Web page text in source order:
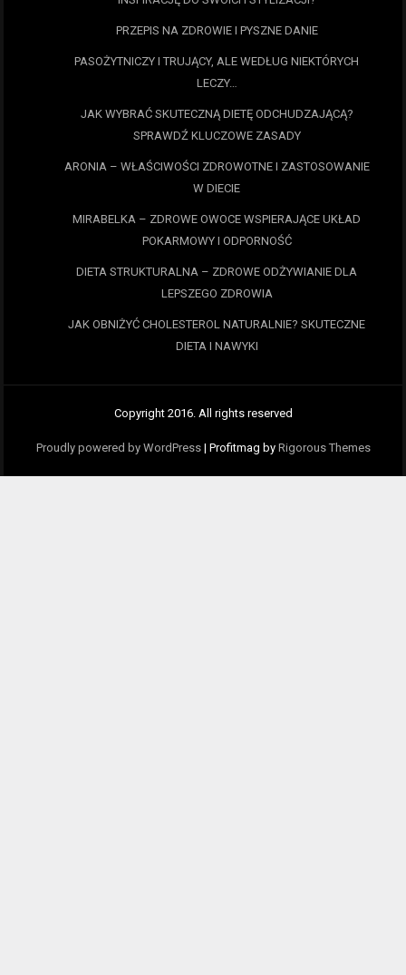
PRZEPIS NA ZDROWIE I PYSZNE DANIE
PASOŻYTNICZY I TRUJĄCY, ALE WEDŁUG NIEKTÓRYCH
LECZY…
JAK WYBRAĆ SKUTECZNĄ DIETĘ ODCHUDZAJĄCĄ?
SPRAWDŹ KLUCZOWE ZASADY
ARONIA – WŁAŚCIWOŚCI ZDROWOTNE I ZASTOSOWANIE
W DIECIE
MIRABELKA – ZDROWE OWOCE WSPIERAJĄCE UKŁAD
POKARMOWY I ODPORNOŚĆ
DIETA STRUKTURALNA – ZDROWE ODŻYWIANIE DLA
LEPSZEGO ZDROWIA
JAK OBNIŻYĆ CHOLESTEROL NATURALNIE? SKUTECZNE
DIETA I NAWYKI
Copyright 2016. All rights reserved
Proudly powered by WordPress | Profitmag by Rigorous Themes